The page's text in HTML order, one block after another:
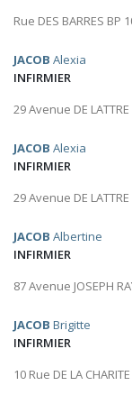
Rue DES BARRES
JACOB Alexia
INFIRMIER
29 Avenue DE
JACOB Alexia
INFIRMIER
29 Avenue DE
JACOB Albertine
INFIRMIER
87 Avenue JOSEPH
JACOB Brigitte
INFIRMIER
10 Rue DE LA